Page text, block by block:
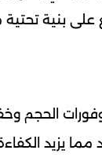
بنية
الحجم
يزيد الكفاءة